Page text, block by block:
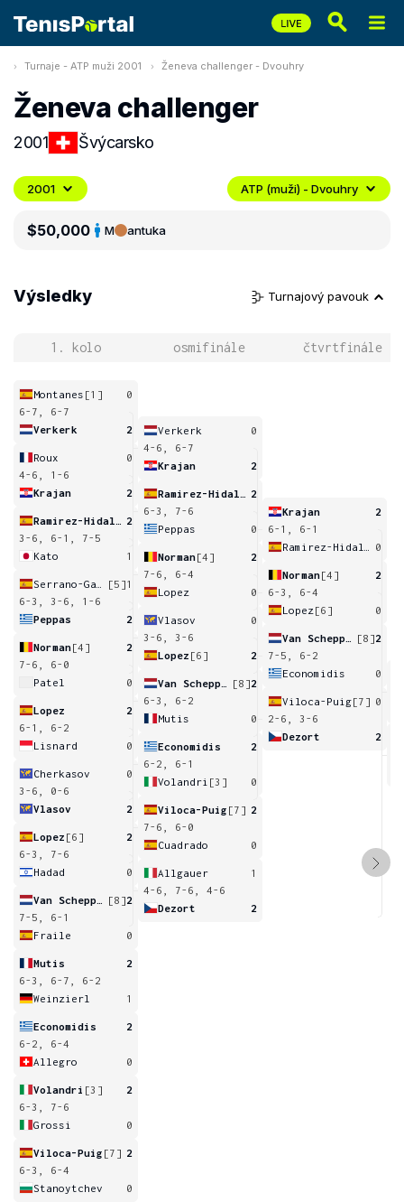
Turnaje - ATP muži 2001 Ženeva challenger - Dvouhry
Ženeva challenger
2001 Švýcarsko
2001 ATP (muži) - Dvouhry
$50,000 M antuka
Výsledky Turnajový pavouk
1. kolo osmifinále čtvrtfinále
Montanes [1]
0
6-7, 6-7
Verkerk
2
Roux
0
4-6, 1-6
Krajan
2
2
3-6, 6-1, 7-5
Kato
1
[5]1
6-3, 3-6, 1-6
Peppas
2
Norman[4]
2
7-6, 6-0
Patel
0
Lopez
2
6-1, 6-2
Lisnard
0
Cherkasov
0
3-6, 0-6
Vlasov
2
Lopez [6]
2
6-3, 7-6
Hadad
0
[8]2
7-5, 6-1
Fraile
0
Mutis
2
6-3, 6-7, 6-2
Weinzierl
1
Economidis
2
6-2, 6-4
Allegro
0
Volandri [3]
2
6-3, 7-6
Grossi
0
Viloca-Puig [7] 2
6-3, 6-4
Stanoytchev
0
Verkerk
0
4-6, 6-7
Krajan
2
2
6-3, 7-6
Peppas
0
Norman[4]
2
7-6, 6-4
Lopez
0
Vlasov
0
3-6, 3-6
Lopez [6] 2
[8]2
6-3, 6-2
Mutis
0
Economidis
2
6-2, 6-1
Volandri [3] 0
Viloca-Puig [7] 2
7-6, 6-0
Cuadrado
0
Allgauer
1
4-6, 7-6, 4-6
Dezort
2
Krajan
2
6-1, 6-1
0
Norman[4]
2
6-3, 6-4
Lopez [6] 0
[8]2
7-5, 6-2
Economidis
0
Viloca-Puig[7] 0
2-6, 3-6
Dezort
2